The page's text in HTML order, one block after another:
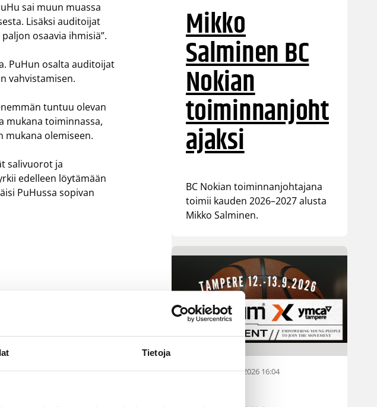
Tietoja
sai muun muassa
Lisäksi auditoijat
osaavia ihmisiä”.
PuHun osalta auditoijat
vahvistamisen.
tuntuu olevan
mukana toiminnassa,
mukana olemiseen.
salivuorot ja
edelleen löytämään
PuHussa sopivan
Mikko
Salminen BC
Nokian
toiminnanjoht
ajaksi
BC Nokian toiminnanjohtajana
toimii kauden 2026–2027 alusta
Mikko Salminen.
28.07.2026 16:04